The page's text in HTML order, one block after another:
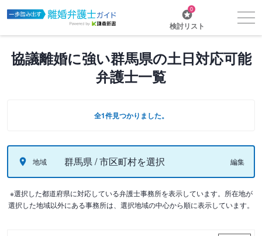
0
検討リスト
協議離婚に強い群馬県の土日対応可能
弁護士一覧
全1件見つかりました。
地域 群馬県 / 市区町村を選択 編集
※選択した都道府県に対応している弁護士事務所を表示しています。所在地が
選択した地域以外にある事務所は、選択地域の中心から順に表示しています。